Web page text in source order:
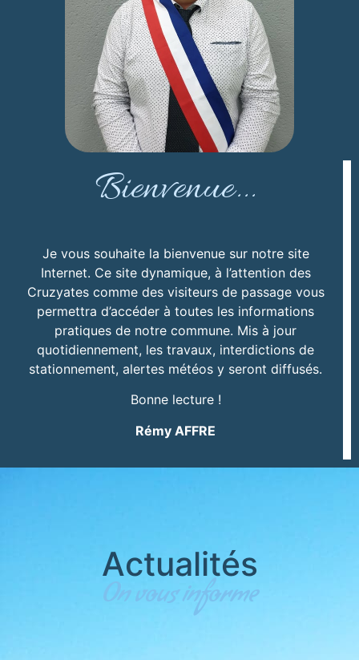
Bienvenue...
Je vous souhaite la bienvenue sur notre site
Internet. Ce site dynamique, à l’attention des
Cruzyates comme des visiteurs de passage vous
permettra d’accéder à toutes les informations
pratiques de notre commune. Mis à jour
quotidiennement, les travaux, interdictions de
stationnement, alertes météos y seront diffusés.
Bonne lecture !
Rémy AFFRE
Actualités
On vous informe